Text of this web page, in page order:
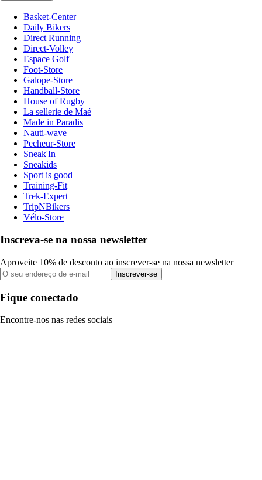
Basket-Center
Daily Bikers
Direct Running
Direct-Volley
Espace Golf
Foot-Store
Galope-Store
Handball-Store
House of Rugby
La sellerie de Maé
Made in Paradis
Nauti-wave
Pecheur-Store
Sneak'In
Sneakids
Sport is good
Training-Fit
Trek-Expert
TripNBikers
Vélo-Store
Inscreva-se na nossa newsletter
Aproveite 10% de desconto ao inscrever-se na nossa newsletter
Inscrever-se
Fique conectado
Encontre-nos nas redes sociais